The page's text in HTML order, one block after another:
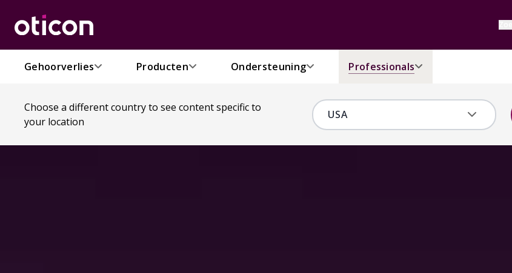
Gehoorverlies Producten Ondersteuning Professionals
Choose a different country to see content specific to
your location